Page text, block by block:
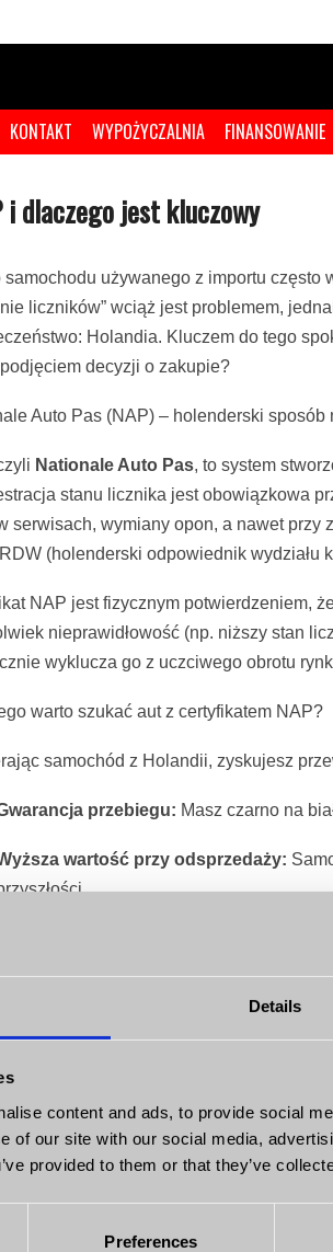
Details
content and ads, to provide social
of our site with our social media,
provided to them or that they’ve
Preferences
KONTAKT WYPOŻYCZALNIA FINANSOWANIE
dlaczego jest kluczowy
samochodu używanego z importu często
liczników” wciąż jest problemem,
Holandia. Kluczem do tego
decyzji o zakupie?
Auto Pas (NAP) – holenderski sposób
Nationale Auto Pas, to system
stanu licznika jest obowiązkowa
serwisach, wymiany opon, a nawet przy
(holenderski odpowiednik wydziału
NAP jest fizycznym potwierdzeniem,
nieprawidłowość (np. niższy stan
wyklucza go z uczciwego obrotu
warto szukać aut z certyfikatem NAP?
samochód z Holandii, zyskujesz
przebiegu: Masz czarno na
wartość przy odsprzedaży:
import w CDM Samochody
się na starannie wyselekcjonowanych
z rynku holenderskiego, kładziemy
auto u nas, nie musisz zgadywać –
podejście do historii serwisowej to